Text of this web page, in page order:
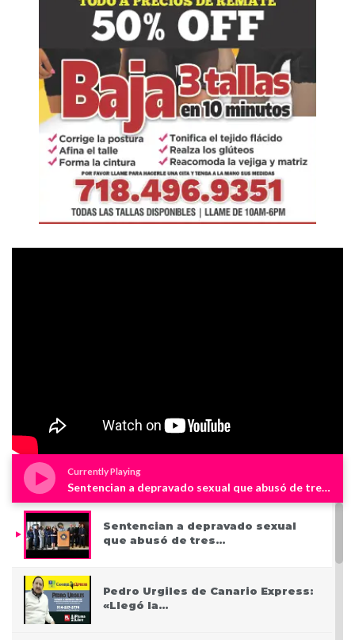
Currently Playing
Sentencian a depravado sexual que abusó de tres niños en Westchester
Sentencian a depravado sexual
que abusó de tres…
Pedro Urgiles de Canario Express:
«Llegó la…